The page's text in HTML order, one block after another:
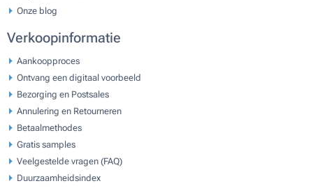
Onze blog
Verkoopinformatie
Aankoopproces
Ontvang een digitaal voorbeeld
Bezorging en Postsales
Annulering en Retourneren
Betaalmethodes
Gratis samples
Veelgestelde vragen (FAQ)
Duurzaamheidsindex